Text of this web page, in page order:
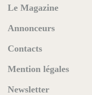
Le Magazine
Annonceurs
Contacts
Mention légales
Newsletter